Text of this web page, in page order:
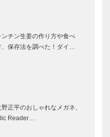
ンチン生姜の作り方や食べ
、保存法を調べた！ダイ…
野正平のおしゃれなメガネ、
Reader…